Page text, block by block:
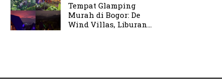
Tempat Glamping
Murah di Bogor: De
Wind Villas, Liburan